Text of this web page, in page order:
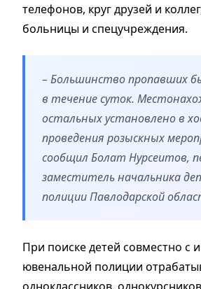
телефонов, круг друзей и
больницы и спецучреждения.
– Большинство пропавших
в течение суток.
остальных установлено в
проведения розыскных
сообщил Болат Нурсеитов,
заместитель начальника
полиции Павлодарской
При поиске детей совместно с
ювенальной полиции